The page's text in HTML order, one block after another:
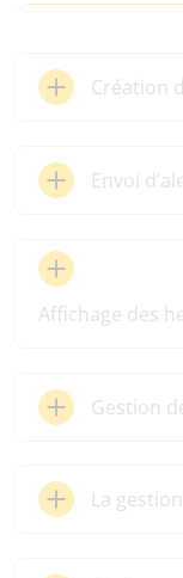
Création
Envoi
Affichage des
Gestion
La